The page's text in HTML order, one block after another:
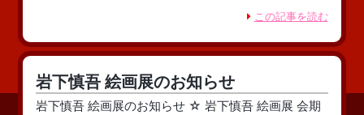
この記事を読む
岩下慎吾 絵画展のお知らせ
岩下慎吾 絵画展のお知らせ ☆ 岩下慎吾 絵画展 会期